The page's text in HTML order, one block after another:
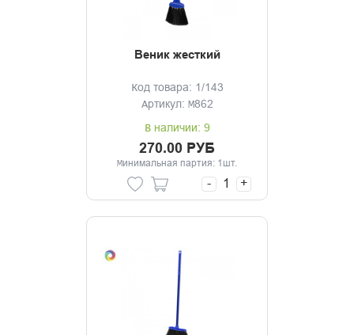
Веник жесткий
Код товара: 1/143
Артикул: М862
В наличии: 9
270.00 РУБ
Минимальная партия: 1шт.
- +